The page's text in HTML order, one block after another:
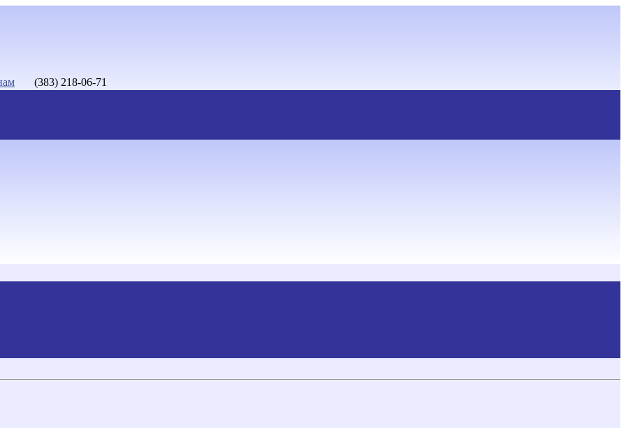
(383) 218-06-71